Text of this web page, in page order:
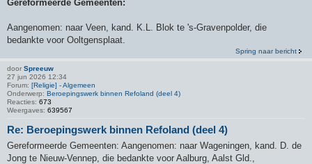
Gereformeerde Gemeenten:
Aangenomen: naar Veen, kand. K.L. Blok te 's-Gravenpolder, die
bedankte voor Ooltgensplaat.
Spring naar bericht
door Spreeuw
27 jun 2026 12:34
Forum: [Religie] - Algemeen
Onderwerp: Beroepingswerk binnen Refoland (deel 4)
Reacties: 673
Weergaves: 639567
Re: Beroepingswerk binnen Refoland (deel 4)
Gereformeerde Gemeenten: Aangenomen: naar Wageningen, kand. D. de
Jong te Nieuw-Vennep, die bedankte voor Aalburg, Aalst Gld.,